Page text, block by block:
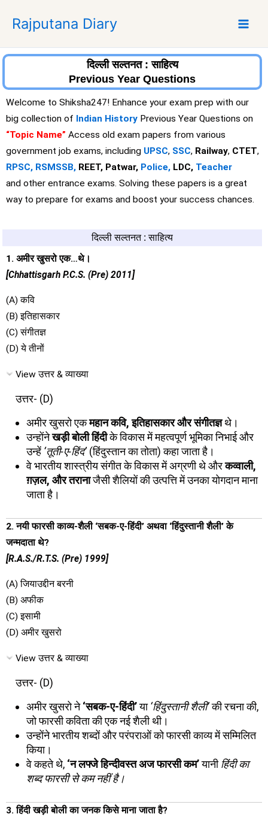
p
Rajputana Diary
दिल्ली सल्तनत : साहित्य
Previous Year Questions
Welcome to Shiksha247! Enhance your exam prep with our
big collection of Indian History Previous Year Questions on
“Topic Name” Access old exam papers from various
government job exams, including UPSC, SSC, Railway, CTET,
RPSC, RSMSSB, REET, Patwar, Police, LDC, Teacher
and other entrance exams. Solving these papers is a great
way to prepare for exams and boost your success chances.
दिल्ली सल्तनत : साहित्य
1. अमीर खुसरो एक…थे।
[Chhattisgarh P.C.S. (Pre) 2011]
(A) कवि
(B) इतिहासकार
(C) संगीतज्ञ
(D) ये तीनों
View उत्तर & व्याख्या
उत्तर- (D)
अमीर खुसरो एकमहान कवि, इतिहासकार और संगीतज्ञथे।
उन्होंनेखड़ी बोली हिंदीके विकास में महत्वपूर्ण भूमिका निभाई और
उन्हें ‘तूती-ए-हिंद’(हिंदुस्तान का तोता) कहा जाता है।
वे भारतीय शास्त्रीय संगीत के विकास में अग्रणी थे औरकव्वाली,
ग़ज़ल, और तरानाजैसी शैलियों की उत्पत्ति में उनका योगदान माना
जाता है।
2. नयी फारसी काव्य-शैली ‘सबक-ए-हिंदी’ अथवा ‘हिंदुस्तानी शैली’ के
जन्मदाता थे?
[R.A.S./R.T.S. (Pre) 1999]
(A) जियाउद्दीन बरनी
(B) अफीक
(C) इसामी
(D) अमीर खुसरो
View उत्तर & व्याख्या
उत्तर- (D)
अमीर खुसरो ने‘सबक-ए-हिंदी’या‘हिंदुस्तानी शैली’की रचना की,
जो फारसी कविता की एक नई शैली थी।
उन्होंने भारतीय शब्दों और परंपराओं को फारसी काव्य में सम्मिलित
किया।
वे कहते थे, ‘न लफ्जे हिन्दीवस्त अज फारसी कम’यानीहिंदी का
शब्द फारसी से कम नहीं है।
3. हिंदी खड़ी बोली का जनक किसे माना जाता है?